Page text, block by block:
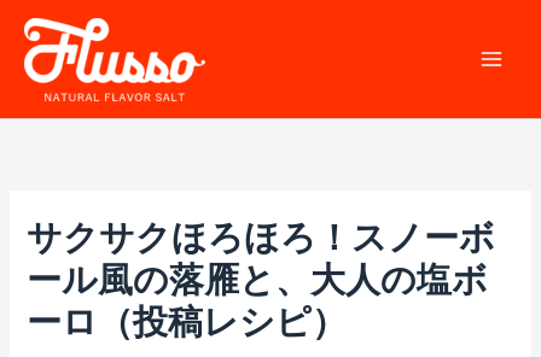
サクサクほろほろ！スノーボ
ール風の落雁と、大人の塩ボ
ーロ（投稿レシピ）